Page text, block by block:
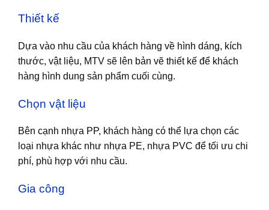
Thiết kế
Dựa vào nhu cầu của khách hàng về hình dáng, kích
thước, vật liệu, MTV sẽ lên bản vẽ thiết kế để khách
hàng hình dung sản phẩm cuối cùng.
Chọn vật liệu
Bên cạnh nhựa PP, khách hàng có thể lựa chọn các
loại nhựa khác như nhựa PE, nhựa PVC để tối ưu chi
phí, phù hợp với nhu cầu.
Gia công